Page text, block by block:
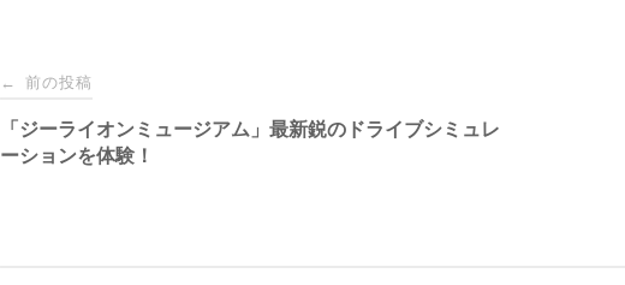
投
稿
← 前の投稿
「ジーライオンミュージアム」最新鋭のドライブシミュレ
ーションを体験！